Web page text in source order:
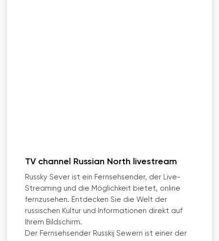
TV channel Russian North livestream
Russky Sever ist ein Fernsehsender, der Live-
Streaming und die Möglichkeit bietet, online
fernzusehen. Entdecken Sie die Welt der
russischen Kultur und Informationen direkt auf
Ihrem Bildschirm.
Der Fernsehsender Russkij Sewern ist einer der